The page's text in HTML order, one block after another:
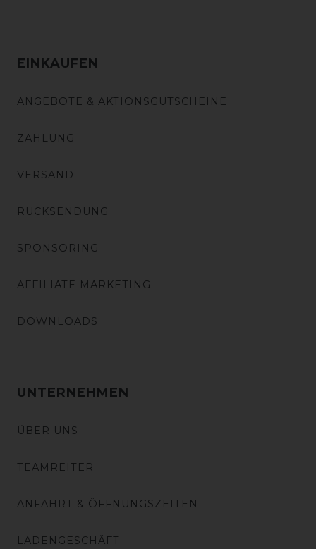
EINKAUFEN
ANGEBOTE & AKTIONSGUTSCHEINE
ZAHLUNG
VERSAND
RÜCKSENDUNG
SPONSORING
AFFILIATE MARKETING
DOWNLOADS
UNTERNEHMEN
ÜBER UNS
TEAMREITER
ANFAHRT & ÖFFNUNGSZEITEN
LADENGESCHÄFT